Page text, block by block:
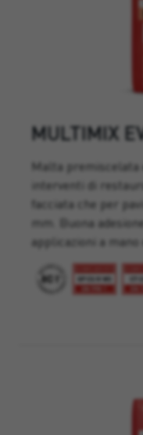
MULTIMIX
Malta premiscelata
interventi di
facciata che per
mm. Buona
applicazioni a mano